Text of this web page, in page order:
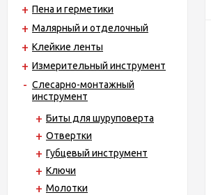
Пена и герметики
Малярный и отделочный
Клейкие ленты
Измерительный инструмент
Слесарно-монтажный
инструмент
Биты для шуруповерта
Отвертки
Губцевый инструмент
Ключи
Молотки